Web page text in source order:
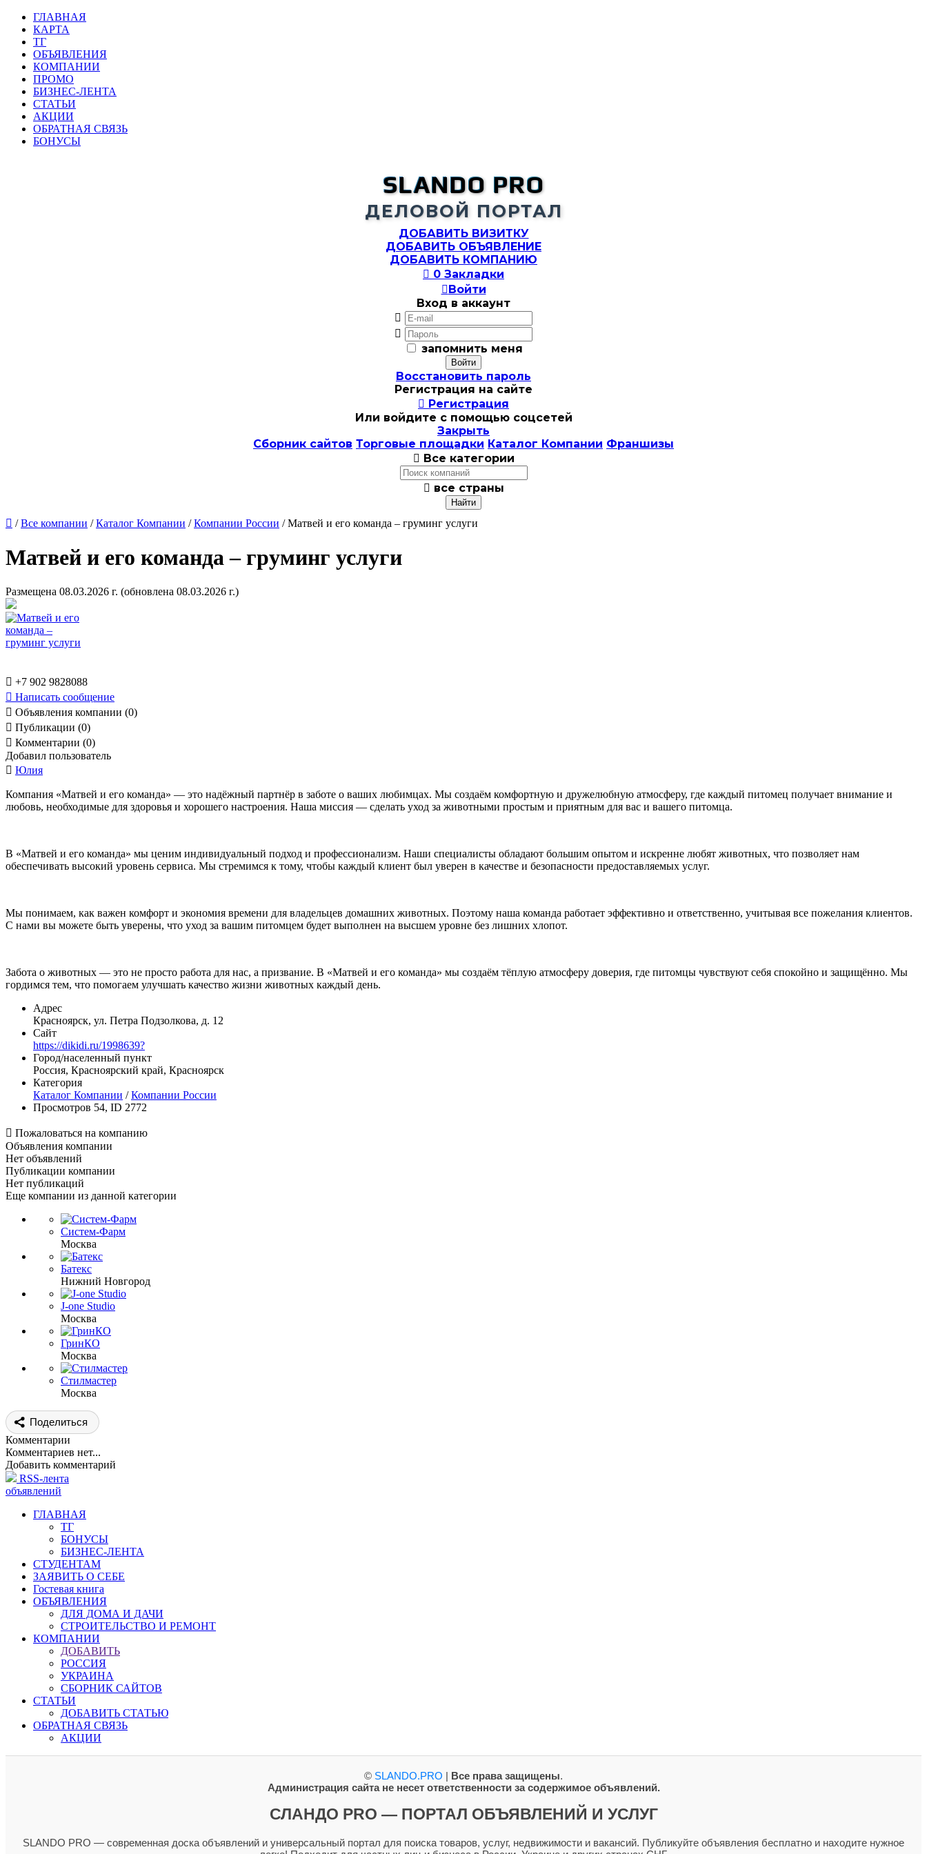
ГЛАВНАЯ
КАРТА
ТГ
ОБЪЯВЛЕНИЯ
КОМПАНИИ
ПРОМО
БИЗНЕС-ЛЕНТА
СТАТЬИ
АКЦИИ
ОБРАТНАЯ СВЯЗЬ
БОНУСЫ
SLANDO PRO
ДЕЛОВОЙ ПОРТАЛ
ДОБАВИТЬ ВИЗИТКУ
ДОБАВИТЬ ОБЪЯВЛЕНИЕ
ДОБАВИТЬ КОМПАНИЮ
 0 Закладки
Войти
Вход в аккаунт


запомнить меня
Восстановить пароль
Регистрация на сайте
 Регистрация
Или войдите с помощью соцсетей
Закрыть
Сборник сайтов Торговые площадки Каталог Компании Франшизы
 Все категории
 все страны
 /Все компании /Каталог Компании /Компании России / Матвей и его команда – груминг услуги
Матвей и его команда – груминг услуги
Размещена 08.03.2026 г. (обновлена 08.03.2026 г.)
 +7 902 9828088
 Написать сообщение
 Объявления компании (0)
 Публикации (0)
 Комментарии (0)
Добавил пользователь
 Юлия
Компания «Матвей и его команда» — это надёжный партнёр в заботе о ваших любимцах. Мы создаём комфортную и дружелюбную атмосферу, где каждый питомец получает внимание и
любовь, необходимые для здоровья и хорошего настроения. Наша миссия — сделать уход за животными простым и приятным для вас и вашего питомца.
В «Матвей и его команда» мы ценим индивидуальный подход и профессионализм. Наши специалисты обладают большим опытом и искренне любят животных, что позволяет нам
обеспечивать высокий уровень сервиса. Мы стремимся к тому, чтобы каждый клиент был уверен в качестве и безопасности предоставляемых услуг.
Мы понимаем, как важен комфорт и экономия времени для владельцев домашних животных. Поэтому наша команда работает эффективно и ответственно, учитывая все пожелания клиентов.
С нами вы можете быть уверены, что уход за вашим питомцем будет выполнен на высшем уровне без лишних хлопот.
Забота о животных — это не просто работа для нас, а призвание. В «Матвей и его команда» мы создаём тёплую атмосферу доверия, где питомцы чувствуют себя спокойно и защищённо. Мы
гордимся тем, что помогаем улучшать качество жизни животных каждый день.
Адрес
Красноярск, ул. Петра Подзолкова, д. 12
Сайт
https://dikidi.ru/1998639?
Город/населенный пункт
Россия, Красноярский край, Красноярск
Категория
Каталог Компании /Компании России
Просмотров 54, ID 2772
 Пожаловаться на компанию
Объявления компании
Нет объявлений
Публикации компании
Нет публикаций
Еще компании из данной категории
Систем-Фарм
Москва
Батекс
Нижний Новгород
J-one Studio
Москва
ГринКО
Москва
Стилмастер
Москва
Поделиться
Комментарии
Комментариев нет...
Добавить комментарий
RSS-лента
объявлений
ГЛАВНАЯ
ТГ
БОНУСЫ
БИЗНЕС-ЛЕНТА
СТУДЕНТАМ
ЗАЯВИТЬ О СЕБЕ
Гостевая книга
ОБЪЯВЛЕНИЯ
ДЛЯ ДОМА И ДАЧИ
СТРОИТЕЛЬСТВО И РЕМОНТ
КОМПАНИИ
ДОБАВИТЬ
РОССИЯ
УКРАИНА
СБОРНИК САЙТОВ
СТАТЬИ
ДОБАВИТЬ СТАТЬЮ
ОБРАТНАЯ СВЯЗЬ
АКЦИИ
© SLANDO.PRO | Все права защищены.
Администрация сайта не несет ответственности за содержимое объявлений.
СЛАНДО PRO — ПОРТАЛ ОБЪЯВЛЕНИЙ И УСЛУГ
SLANDO PRO — современная доска объявлений и универсальный портал для поиска товаров, услуг, недвижимости и вакансий. Публикуйте объявления бесплатно и находите нужное